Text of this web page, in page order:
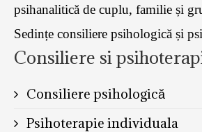
psihanalitică de cuplu, familie și
Sedințe consiliere psihologică și
Consiliere si
Consiliere psihologică
Psihoterapie individuala